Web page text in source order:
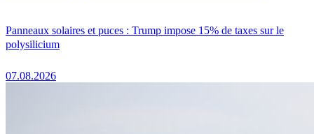
Panneaux solaires et puces : Trump impose 15% de taxes sur le
polysilicium
07.08.2026